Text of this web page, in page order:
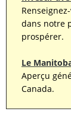
dans notre
prospérer.
Le
Aperçu
Canada.